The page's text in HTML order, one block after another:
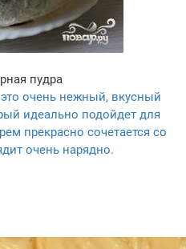
пудра
очень нежный, вкусный
идеально подойдет для
прекрасно сочетается со
очень нарядно.